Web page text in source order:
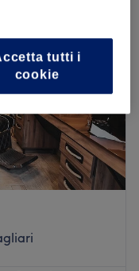
tutti i
cookie